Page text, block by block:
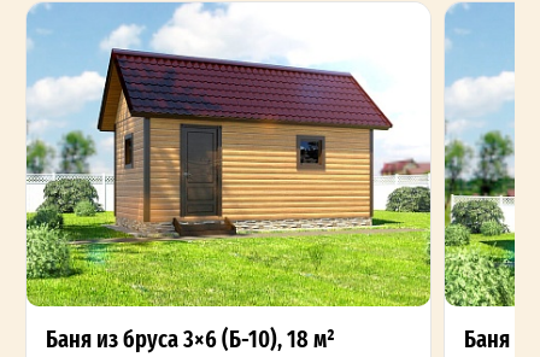
Баня из бруса 3×6 (Б-10), 18 м² Баня